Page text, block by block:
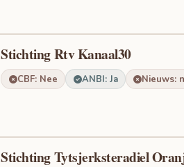
Stichting Rtv Kanaal30
CBF: Nee ANBI: Ja Nieuws:
Stichting Tytsjerksteradiel